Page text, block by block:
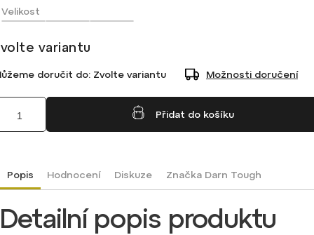
Velikost
variantu
doručit do: Zvolte variantu Možnosti doručení
Přidat do košíku
Popis Hodnocení Diskuze ZnačkaDarn Tough
Detailní popis produktu